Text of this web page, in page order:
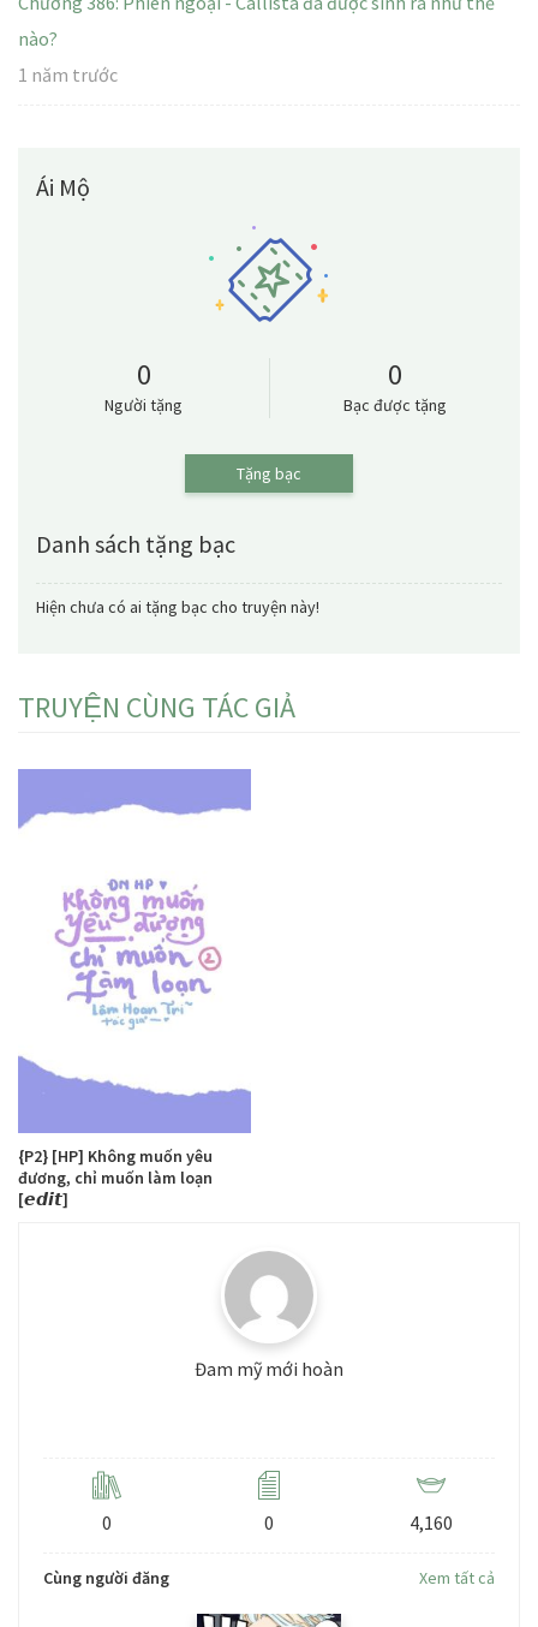
nào?
1 năm trước
Ái Mộ
0
Người tặng
0
Bạc được tặng
Tặng bạc
Danh sách tặng bạc
Hiện chưa có ai tặng bạc cho truyện này!
TRUYỆN CÙNG TÁC GIẢ
{P2} [HP] Không muốn yêu
đương, chỉ muốn làm loạn
[𝙚𝙙𝙞𝙩]
Đam mỹ mới hoàn
0 0 4,160
Cùng người đăng Xem tất cả